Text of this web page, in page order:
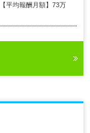
平均報酬月額】73万